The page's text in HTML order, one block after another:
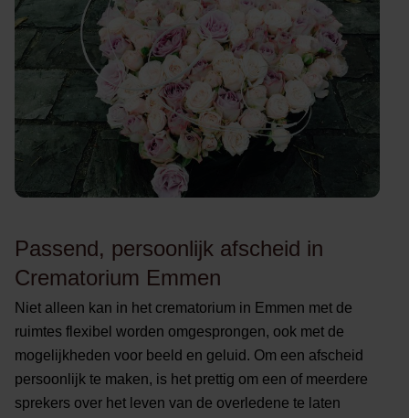
Passend, persoonlijk afscheid in
Crematorium Emmen
Niet alleen kan in het crematorium in Emmen met de
ruimtes flexibel worden omgesprongen, ook met de
mogelijkheden voor beeld en geluid. Om een afscheid
persoonlijk te maken, is het prettig om een of meerdere
sprekers over het leven van de overledene te laten